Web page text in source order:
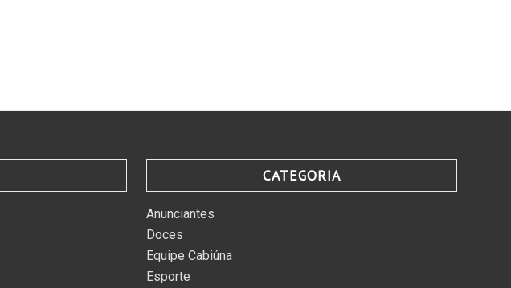
CATEGORIA
Anunciantes
Doces
Equipe Cabiúna
Esporte